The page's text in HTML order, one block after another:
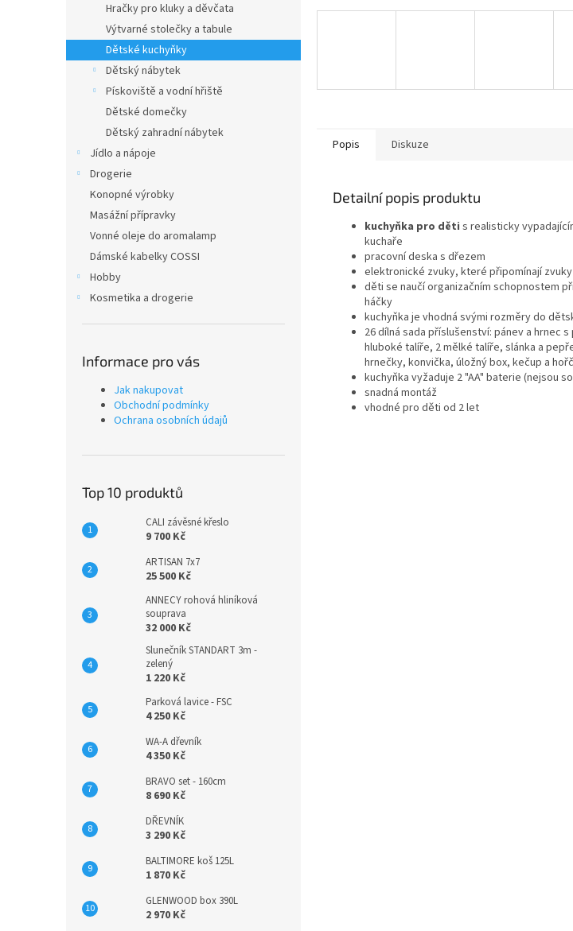
Hračky pro kluky a děvčata
Výtvarné stolečky a tabule
Dětské kuchyňky
Dětský nábytek
Pískoviště a vodní hřiště
Dětské domečky
Dětský zahradní nábytek
Jídlo a nápoje
Drogerie
Konopné výrobky
Masážní přípravky
Vonné oleje do aromalamp
Dámské kabelky COSSI
Hobby
Kosmetika a drogerie
Informace pro vás
Jak nakupovat
Obchodní podmínky
Ochrana osobních údajů
Top 10 produktů
CALI závěsné křeslo
9 700 Kč
ARTISAN 7x7
25 500 Kč
ANNECY rohová hliníková
souprava
32 000 Kč
Slunečník STANDART 3m -
zelený
1 220 Kč
Parková lavice - FSC
4 250 Kč
WA-A dřevník
4 350 Kč
BRAVO set - 160cm
8 690 Kč
DŘEVNÍK
3 290 Kč
BALTIMORE koš 125L
1 870 Kč
GLENWOOD box 390L
2 970 Kč
Popis Diskuze
Detailní popis produktu
kuchyňka pro děti s realisticky
kuchaře
pracovní deska s dřezem
elektronické zvuky, které připomínají
děti se naučí organizačním schopnostem
háčky
kuchyňka je vhodná svými rozměry do
26 dílná sada příslušenství: pánev a hrnec
hluboké talíře, 2 mělké talíře, slánka a
hrnečky, konvička, úložný box, kečup a
kuchyňka vyžaduje 2 "AA" baterie (nejsou
snadná montáž
vhodné pro děti od 2 let